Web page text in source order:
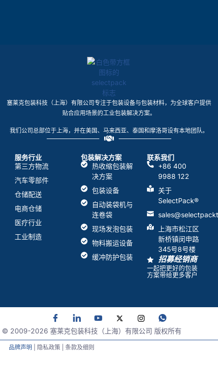
塞莱克包装科技（上海）有限公司专注于包装设备与包装材料，为全球客户提供
贴合应用场景的工业包装解决方案。
我们公司总部位于上海，并在美国、马来西亚、泰国和摩洛哥设有本地团队。
服务行业
第三方物流
汽车零部件
仓储配送
电商仓储
医疗行业
工业制造
包装解决方案
热收缩包装解
决方案
包装设备
自动装袋机与
连卷袋
现场发泡包装
物料搬运设备
缓冲防护包装
联系我们
+86 400
9988 122
关于
SelectPack®
上海市松江区
新桥镇闵申路
345号8号楼
招募经销商
一起把更好的包装
方案带给更多客户
© 2009-2026 塞莱克包装科技（上海）有限公司 版权所有
品牌声明| 隐私政策 | 条款及细则